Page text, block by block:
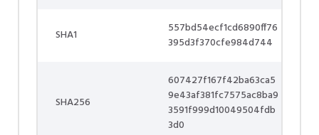
SHA1
557bd54ecf1cd6890ff76
395d3f370cfe984d744
SHA256
607427f167f42ba63ca5
9e43af381fc7575ac8ba9
3591f999d10049504fdb
3d0